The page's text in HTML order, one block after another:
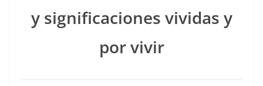
y sig­nifi­ca­ciones vivi­das y
por vivir